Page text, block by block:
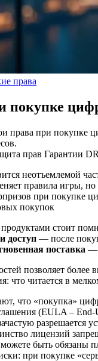
права
покупке
права при покупке
прав Гарантии
неотъемлемой
правила игры,
при покупке
покупок
стоит
доступ — после
поставка —
позволяет
что читается в
что «покупка»
(EULA –
разрешается
лицензий
быть обязаны
при покупке